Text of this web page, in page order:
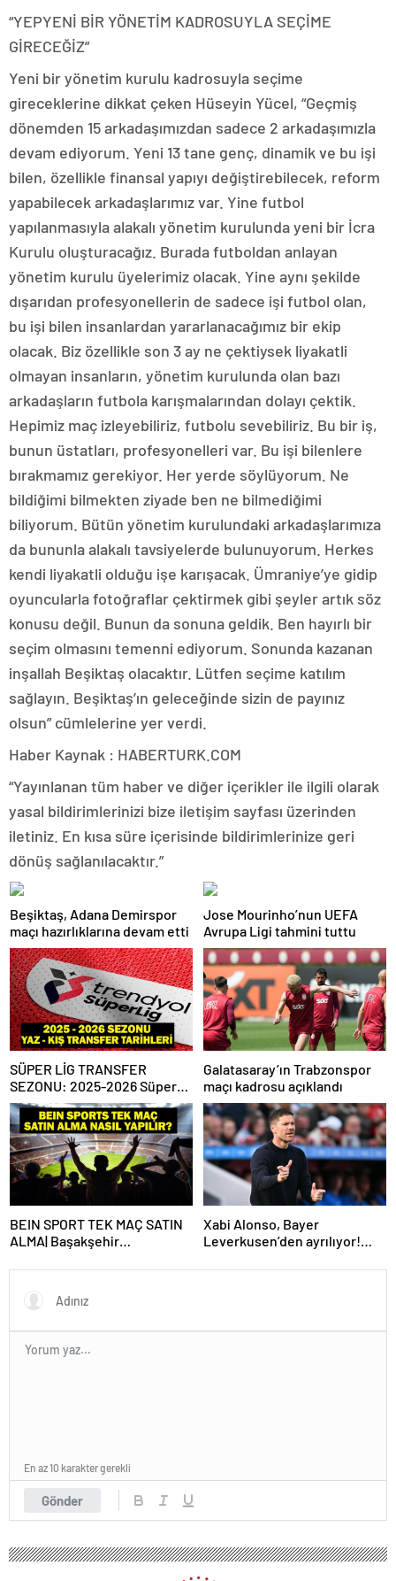
“YEPYENİ BİR YÖNETİM KADROSUYLA SEÇİME
GİRECEĞİZ”
Yeni bir yönetim kurulu kadrosuyla seçime
gireceklerine dikkat çeken Hüseyin Yücel, “Geçmiş
dönemden 15 arkadaşımızdan sadece 2 arkadaşımızla
devam ediyorum. Yeni 13 tane genç, dinamik ve bu işi
bilen, özellikle finansal yapıyı değiştirebilecek, reform
yapabilecek arkadaşlarımız var. Yine futbol
yapılanmasıyla alakalı yönetim kurulunda yeni bir İcra
Kurulu oluşturacağız. Burada futboldan anlayan
yönetim kurulu üyelerimiz olacak. Yine aynı şekilde
dışarıdan profesyonellerin de sadece işi futbol olan,
bu işi bilen insanlardan yararlanacağımız bir ekip
olacak. Biz özellikle son 3 ay ne çektiysek liyakatli
olmayan insanların, yönetim kurulunda olan bazı
arkadaşların futbola karışmalarından dolayı çektik.
Hepimiz maç izleyebiliriz, futbolu sevebiliriz. Bu bir iş,
bunun üstatları, profesyonelleri var. Bu işi bilenlere
bırakmamız gerekiyor. Her yerde söylüyorum. Ne
bildiğimi bilmekten ziyade ben ne bilmediğimi
biliyorum. Bütün yönetim kurulundaki arkadaşlarımıza
da bununla alakalı tavsiyelerde bulunuyorum. Herkes
kendi liyakatli olduğu işe karışacak. Ümraniye’ye gidip
oyuncularla fotoğraflar çektirmek gibi şeyler artık söz
konusu değil. Bunun da sonuna geldik. Ben hayırlı bir
seçim olmasını temenni ediyorum. Sonunda kazanan
inşallah Beşiktaş olacaktır. Lütfen seçime katılım
sağlayın. Beşiktaş’ın geleceğinde sizin de payınız
olsun” cümlelerine yer verdi.
Haber Kaynak : HABERTURK.COM
“Yayınlanan tüm haber ve diğer içerikler ile ilgili olarak
yasal bildirimlerinizi bize iletişim sayfası üzerinden
iletiniz. En kısa süre içerisinde bildirimlerinize geri
dönüş sağlanılacaktır.”
Beşiktaş, Adana Demirspor
maçı hazırlıklarına devam etti
Jose Mourinho’nun UEFA
Avrupa Ligi tahmini tuttu
SÜPER LİG TRANSFER
SEZONU: 2025-2026 Süper
Lig Yaz Transfer Sezonu Ne
Zaman Başlayacak? Kış
Transfer Sezonu Ne Zaman
Başlayacak? TFF Açıkladı!
Galatasaray’ın Trabzonspor
maçı kadrosu açıklandı
BEIN SPORT TEK MAÇ SATIN
ALMA| Başakşehir
tek maç satın alma nasıl
yapılır?
Xabi Alonso, Bayer
Leverkusen’den ayrılıyor!
Gönder
En az 10 karakter gerekli